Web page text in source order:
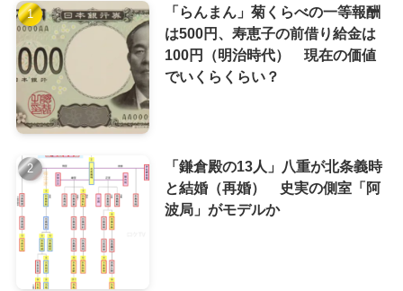
「らんまん」菊くらべの一等報酬
は500円、寿恵子の前借り給金は
100円（明治時代） 現在の価値
でいくらくらい？
「鎌倉殿の13人」八重が北条義時
と結婚（再婚） 史実の側室「阿
波局」がモデルか